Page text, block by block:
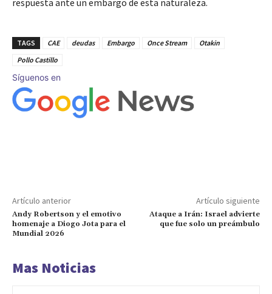
respuesta ante un embargo de esta naturaleza.
TAGS CAE deudas Embargo Once Stream
Otakin
Pollo Castillo
Síguenos en
Artículo anterior
Andy Robertson y el emotivo
homenaje a Diogo Jota para el
Mundial 2026
Artículo siguiente
Ataque a Irán: Israel advierte
que fue solo un preámbulo
Mas Noticias